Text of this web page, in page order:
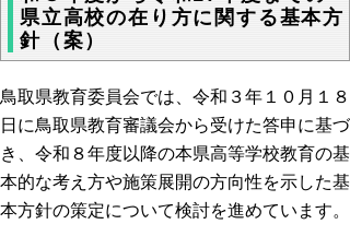
県立高校の在り方に関する基本方
針（案）
鳥取県教育委員会では、令和３年１０月１８
日に鳥取県教育審議会から受けた答申に基づ
き、令和８年度以降の本県高等学校教育の基
本的な考え方や施策展開の方向性を示した基
本方針の策定について検討を進めています。